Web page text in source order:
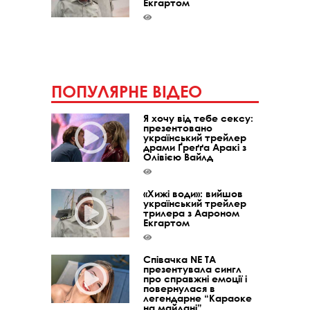
ПОПУЛЯРНЕ ВІДЕО
Я хочу від тебе сексу:
презентовано
український трейлер
драми Ґреґґа Аракі з
Олівією Вайлд
«Хижі води»: вийшов
український трейлер
трилера з Аароном
Екгартом
Співачка NE TA
презентувала сингл
про справжні емоції і
повернулася в
легендарне “Караоке
на майдані”